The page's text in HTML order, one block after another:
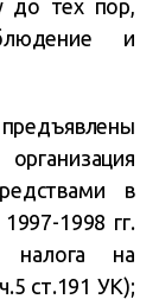
до тех пор,
и
в
1998 гг.
налога на
ст.191 УК);